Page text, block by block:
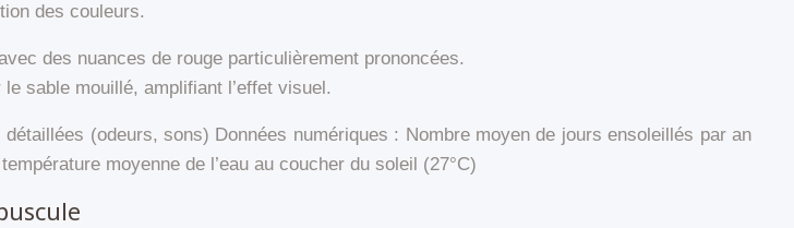
des couleurs.
des nuances de rouge particulièrement prononcées.
sable mouillé, amplifiant l’effet visuel.
(odeurs, sons) Données numériques : Nombre moyen de jours ensoleillés par an
moyenne de l’eau au coucher du soleil (27°C)